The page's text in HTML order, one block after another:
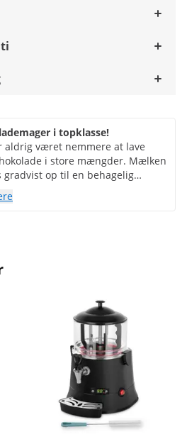
i topklasse!
aldrig været nemmere at lave
i store mængder. Mælken
gradvist op til en behagelig
klistrer ikke, og rengøringen er